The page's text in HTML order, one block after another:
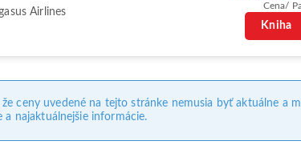
Airlines
Cena/
Kniha
ceny uvedené na tejto stránke nemusia byť aktuálne a
a najaktuálnejšie informácie.